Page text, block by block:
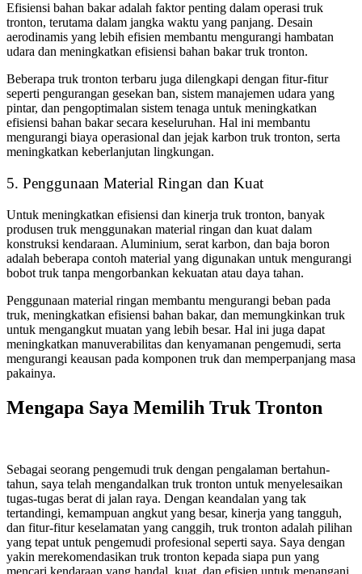
Efisiensi bahan bakar adalah faktor penting dalam operasi truk
tronton, terutama dalam jangka waktu yang panjang. Desain
aerodinamis yang lebih efisien membantu mengurangi hambatan
udara dan meningkatkan efisiensi bahan bakar truk tronton.
Beberapa truk tronton terbaru juga dilengkapi dengan fitur-fitur
seperti pengurangan gesekan ban, sistem manajemen udara yang
pintar, dan pengoptimalan sistem tenaga untuk meningkatkan
efisiensi bahan bakar secara keseluruhan. Hal ini membantu
mengurangi biaya operasional dan jejak karbon truk tronton, serta
meningkatkan keberlanjutan lingkungan.
5. Penggunaan Material Ringan dan Kuat
Untuk meningkatkan efisiensi dan kinerja truk tronton, banyak
produsen truk menggunakan material ringan dan kuat dalam
konstruksi kendaraan. Aluminium, serat karbon, dan baja boron
adalah beberapa contoh material yang digunakan untuk mengurangi
bobot truk tanpa mengorbankan kekuatan atau daya tahan.
Penggunaan material ringan membantu mengurangi beban pada
truk, meningkatkan efisiensi bahan bakar, dan memungkinkan truk
untuk mengangkut muatan yang lebih besar. Hal ini juga dapat
meningkatkan manuverabilitas dan kenyamanan pengemudi, serta
mengurangi keausan pada komponen truk dan memperpanjang masa
pakainya.
Mengapa Saya Memilih Truk Tronton
Sebagai seorang pengemudi truk dengan pengalaman bertahun-
tahun, saya telah mengandalkan truk tronton untuk menyelesaikan
tugas-tugas berat di jalan raya. Dengan keandalan yang tak
tertandingi, kemampuan angkut yang besar, kinerja yang tangguh,
dan fitur-fitur keselamatan yang canggih, truk tronton adalah pilihan
yang tepat untuk pengemudi profesional seperti saya. Saya dengan
yakin merekomendasikan truk tronton kepada siapa pun yang
mencari kendaraan yang handal, kuat, dan efisien untuk menangani